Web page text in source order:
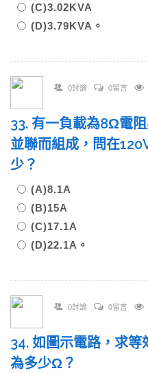
(C)3.02KVA
(D)3.79KVA。
0討論 0留言
33. 有一負載為8Ω電
並聯而組成，問在
少？
(A)8.1A
(B)15A
(C)17.1A
(D)22.1A。
0討論 0留言
34. 如圖示電路，求等
為多少Ω？